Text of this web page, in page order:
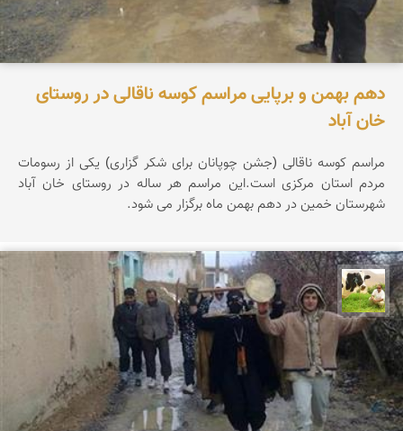
دهم بهمن و برپایی مراسم کوسه ناقالی در روستای
خان آباد
مراسم کوسه ناقالی (جشن چوپانان برای شکر گزاری) یکی از رسومات
مردم استان مرکزی است.این مراسم هر ساله در روستای خان آباد
شهرستان خمین در دهم بهمن ماه برگزار می شود.
تقی قاسمی